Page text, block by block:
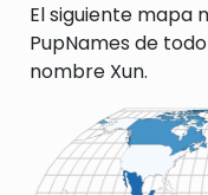
El siguiente mapa
PupNames de
nombre Xun.